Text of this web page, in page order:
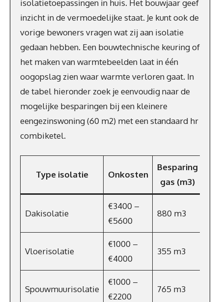
isolatietoepassingen in huis. Het bouwjaar geef
inzicht in de vermoedelijke staat. Je kunt ook de
vorige bewoners vragen wat zij aan isolatie
gedaan hebben. Een bouwtechnische keuring of
het maken van warmtebeelden laat in één
oogopslag zien waar warmte verloren gaat. In
de tabel hieronder zoek je eenvoudig naar de
mogelijke besparingen bij een kleinere
eengezinswoning (60 m2) met een standaard hr
combiketel.
Type isolatie Onkosten
Besparing
gas (m3)
Dakisolatie
€3400 –
€5600
880 m3
Vloerisolatie
€1000 –
€4000
355 m3
Spouwmuurisolatie
€1000 –
€2200
765 m3